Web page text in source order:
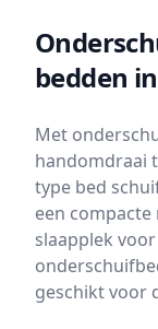
bedden
Met
handomdraai
type bed
een
slaapplek
geschikt voor